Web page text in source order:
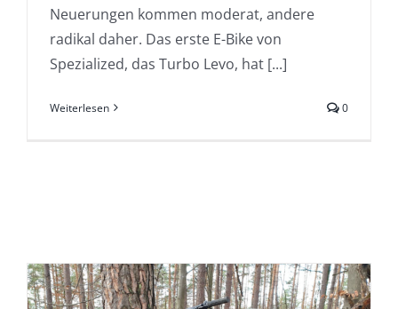
Neuerungen kommen moderat, andere
radikal daher. Das erste E-Bike von
Spezialized, das Turbo Levo, hat [...]
Weiterlesen 0